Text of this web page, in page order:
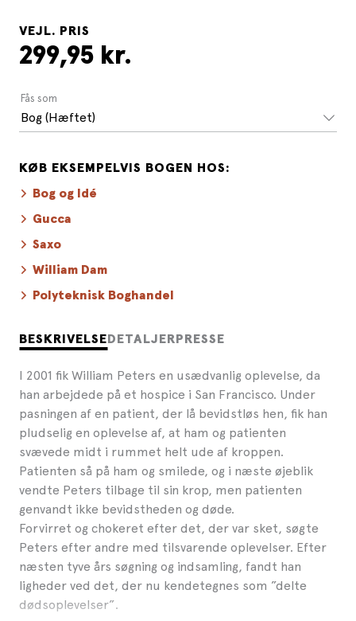
BESKRIVELSE DETALJER PRESSE
I 2001 fik William Peters en usædvanlig oplevelse, da
han arbejdede på et hospice i San Francisco. Under
pasningen af en patient, der lå bevidstløs hen, fik han
pludselig en oplevelse af, at ham og patienten
svævede midt i rummet helt ude af kroppen.
Patienten så på ham og smilede, og i næste øjeblik
vendte Peters tilbage til sin krop, men patienten
genvandt ikke bevidstheden og døde.
Forvirret og chokeret efter det, der var sket, søgte
Peters efter andre med tilsvarende oplevelser. Efter
næsten tyve års søgning og indsamling, fandt han
ligheder ved det, der nu kendetegnes som ”delte
dødsoplevelser”.
VEJL. PRIS
299,95 kr.
Fås som
Bog (Hæftet)
KØB EKSEMPELVIS BOGEN HOS:
Bog og Idé
Gucca
Saxo
William Dam
Polyteknisk Boghandel